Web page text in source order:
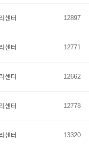
센터 12897
센터 12771
센터 12662
센터 12778
센터 13320